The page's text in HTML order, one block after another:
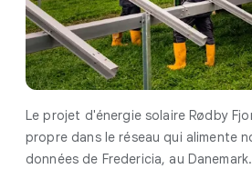
Le projet d'énergie solaire Rødby
propre dans le réseau qui alimente
données de Fredericia, au Danemark.